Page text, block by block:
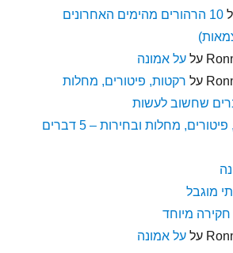
10 הרהורים מהימים האחרונים
עלעל אמונה
על רקטות, פיטורים, מחלות
רקטות, פיטורים, מחלות ובחירות – 5 דברים
מוגבל
חקירה מיוחד
עלעל אמונה